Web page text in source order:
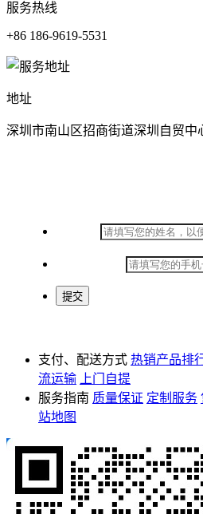
服务热线
+86 186-9619-5531
地址
深圳市南山区招商街道深圳自贸中
支付、配送方式 热销产品排
流运输
上门自提
服务指南 质量保证 定制服务
站地图